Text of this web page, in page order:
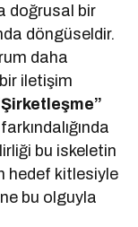
doğrusal bir
döngüseldir.
daha
iletişim
farkındalığında
bu iskeletin
hedef kitlesiyle
bu olguyla